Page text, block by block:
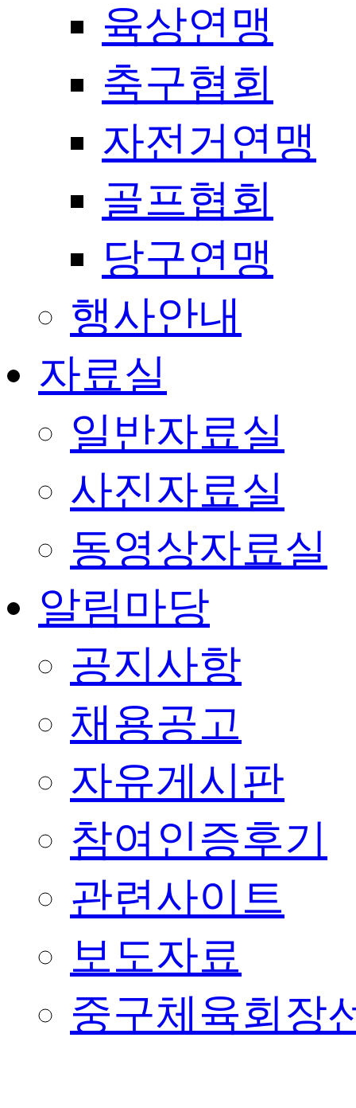
육상연맹
축구협회
자전거연맹
골프협회
당구연맹
행사안내
자료실
일반자료실
사진자료실
동영상자료실
알림마당
공지사항
채용공고
자유게시판
참여인증후기
관련사이트
보도자료
중구체육회장